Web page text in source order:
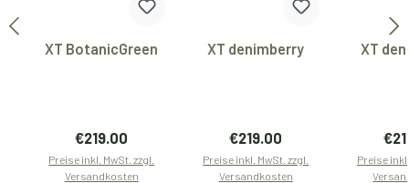
XT BotanicGreen
Regulärer Preis:
€219.00
Preise inkl. MwSt. zzgl.
Versandkosten
XT denimberry
Regulärer Preis:
€219.00
Preise inkl. MwSt. zzgl.
Versandkosten
XT
Preise